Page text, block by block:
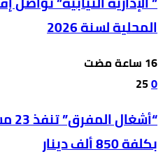
المحلية لسنة 2026
0
25
بكلفة 850 ألف دينار